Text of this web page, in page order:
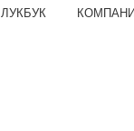
ЛУКБУК